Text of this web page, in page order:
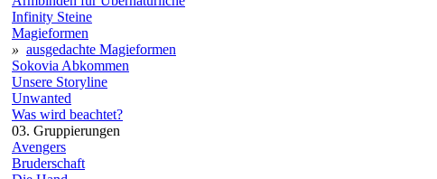
Infinity Steine
Magieformen
» ausgedachte Magieformen
Sokovia Abkommen
Unsere Storyline
Unwanted
Was wird beachtet?
03. Gruppierungen
Avengers
Bruderschaft